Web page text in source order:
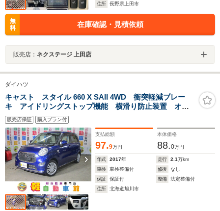
住所
長野県上田市
無
料
在庫確認・見積依頼
販売店： ネクステージ 上田店
ダイハツ
キャスト スタイル 660 X SAII 4WD 衝突軽減ブレー
キ アイドリングストップ機能 横滑り防止装置 オー
トライト レーンキープアシスト スマートキー 禁煙
車 ABS オートエアコン 電動格納ミラー
販売店保証 購入プラン付
支払総額
97.9万円
本体価格
88.0万円
年式 2017年 走行 2.1万km
車検
車検整備付 修復
なし
保証
保証付 整備
法定整備付
住所
北海道旭川市